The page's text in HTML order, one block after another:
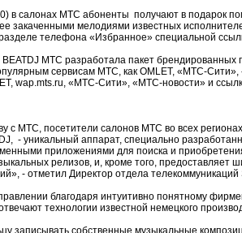
в салонах МТС абоненты получают в подарок
закаченными мелодиями известных
телефона «Избранное» специальной
МТС разработала пакет
сервисам МТС, как OMLET, «МТС-
wap.mts.ru, «МТС-Сити», «МТС-новости» и
с МТС, посетители салонов МТС во всех
- уникальный аппарат, специально
приложениями для поиска и
релизов, и, кроме того,
- отметил Директор отдела
благодаря интуитивно понятному
технологии известной немецкого
записывать собственные музыкальные